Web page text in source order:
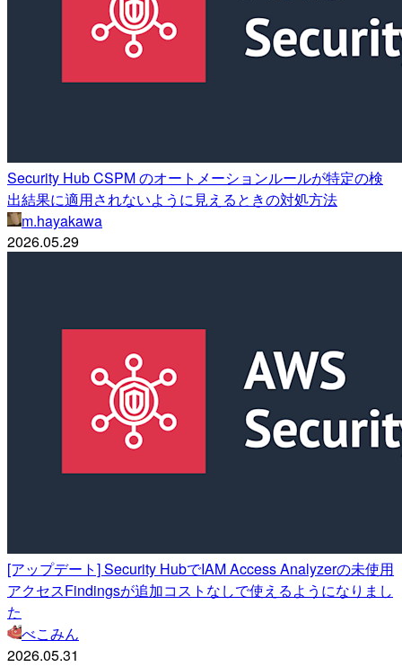
Security Hub CSPM のオートメーションルールが特定の検
出結果に適用されないように見えるときの対処方法
m.hayakawa
2026.05.29
[アップデート] Security HubでIAM Access Analyzerの未使用
アクセスFindingsが追加コストなしで使えるようになりまし
た
べこみん
2026.05.31